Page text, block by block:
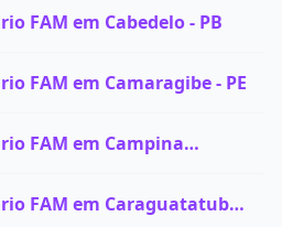
FAM em Cabedelo - PB
FAM em Camaragibe - PE
FAM em Campina
FAM em Caraguatatuba